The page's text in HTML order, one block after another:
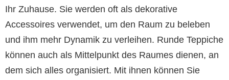
Ihr Zuhause. Sie werden oft als dekorative
Accessoires verwendet, um den Raum zu beleben
und ihm mehr Dynamik zu verleihen. Runde Teppiche
können auch als Mittelpunkt des Raumes dienen, an
dem sich alles organisiert. Mit ihnen können Sie